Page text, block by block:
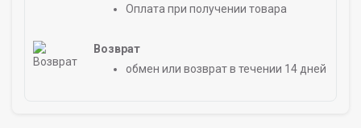
Оплата при получении товара
Возврат
обмен или возврат в течении 14 дней